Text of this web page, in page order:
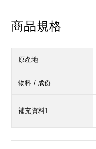
商品規格
原產地
物料 / 成份
補充資料1